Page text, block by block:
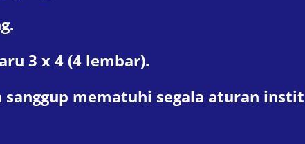
3 x 4 (4 lembar).
mematuhi segala aturan